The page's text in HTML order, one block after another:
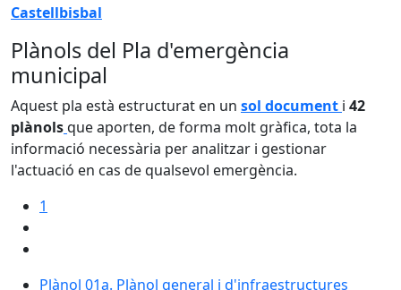
Castellbisbal
Plànols del Pla d'emergència
municipal
Aquest pla està estructurat en un sol document i 42
plànolsque aporten, de forma molt gràfica, tota la
informació necessària per analitzar i gestionar
l'actuació en cas de qualsevol emergència.
1
Plànol 01a. Plànol general i d'infraestructures